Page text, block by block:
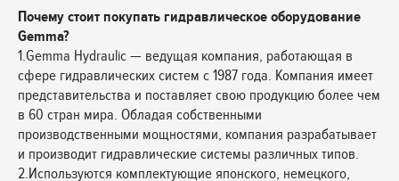
Почему стоит покупать гидравлическое оборудование
Gemma?
1.Gemma Hydraulic — ведущая компания, работающая в
сфере гидравлических систем с 1987 года. Компания имеет
представительства и поставляет свою продукцию более чем
в 60 стран мира. Обладая собственными
производственными мощностями, компания разрабатывает
и производит гидравлические системы различных типов.
2.Используются комплектующие японского, немецкого,